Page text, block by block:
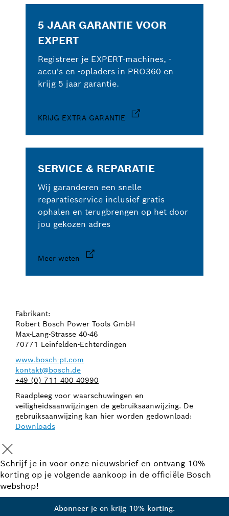
5 JAAR GARANTIE VOOR
EXPERT
Registreer je EXPERT-machines, -
accu's en -opladers in PRO360 en
krijg 5 jaar garantie.
KRIJG EXTRA GARANTIE
SERVICE & REPARATIE
Wij garanderen een snelle
reparatieservice inclusief gratis
ophalen en terugbrengen op het door
jou gekozen adres
Meer weten
Fabrikant:
Robert Bosch Power Tools GmbH
Max-Lang-Strasse 40-46
70771 Leinfelden-Echterdingen
www.bosch-pt.com
kontakt@bosch.de
+49 (0) 711 400 40990
Raadpleeg voor waarschuwingen en
veiligheidsaanwijzingen de gebruiksaanwijzing. De
gebruiksaanwijzing kan hier worden gedownload:
Downloads
Schrijf je in voor onze nieuwsbrief en ontvang 10%
korting op je volgende aankoop in de officiële Bosch
webshop!
Abonneer je en krijg 10% korting.